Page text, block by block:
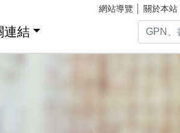
網站導覽 關於本站
連結